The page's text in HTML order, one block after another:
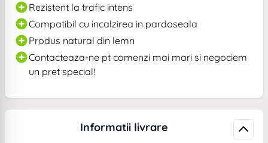
Rezistent la trafic intens
Compatibil cu incalzirea in pardoseala
Produs natural din lemn
Contacteaza-ne pt comenzi mai mari si negociem
un pret special!
Informatii livrare